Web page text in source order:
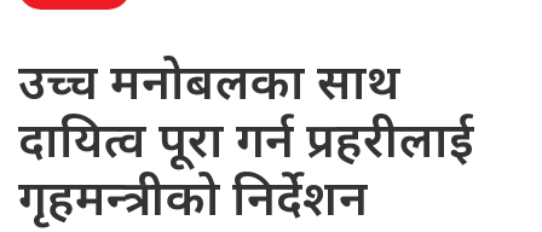
उच्च मनोबलका साथ
दायित्व पूरा गर्न प्रहरीलाई
गृहमन्त्रीको निर्देशन